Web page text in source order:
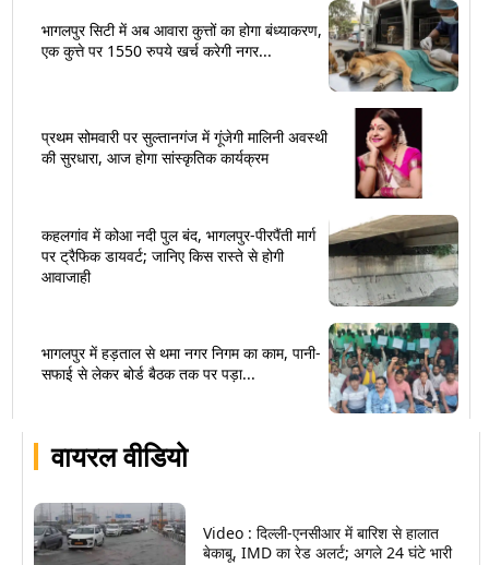
वायरल वीडियो
Video : दिल्ली-एनसीआर में बारिश से हालात
बेकाबू, IMD का रेड अलर्ट; अगले 24 घंटे भारी
भागलपुर सिटी में अब आवारा कुत्तों का होगा बंध्याकरण,
एक कुत्ते पर 1550 रुपये खर्च करेगी नगर...
प्रथम सोमवारी पर सुल्तानगंज में गूंजेगी मालिनी अवस्थी
की सुरधारा, आज होगा सांस्कृतिक कार्यक्रम
कहलगांव में कोआ नदी पुल बंद, भागलपुर-पीरपैंती मार्ग
पर ट्रैफिक डायवर्ट; जानिए किस रास्ते से होगी
आवाजाही
भागलपुर में हड़ताल से थमा नगर निगम का काम, पानी-
सफाई से लेकर बोर्ड बैठक तक पर पड़ा...